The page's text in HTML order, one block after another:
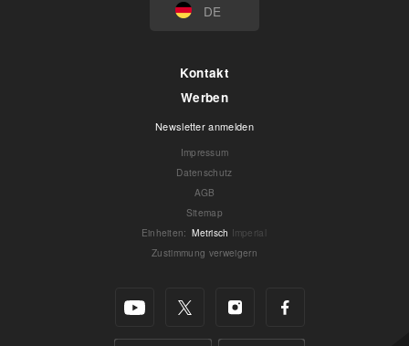
DE
Kontakt
Werben
Newsletter anmelden
Impressum
Datenschutz
AGB
Sitemap
Einheiten: Metrisch Imperial
Zustimmung verweigern